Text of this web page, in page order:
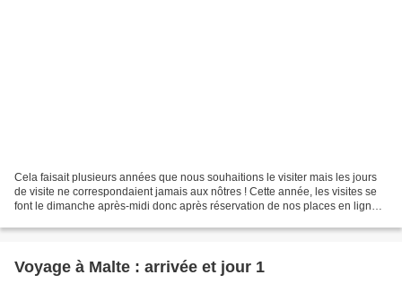
Cela faisait plusieurs années que nous souhaitions le visiter mais les jours
de visite ne correspondaient jamais aux nôtres ! Cette année, les visites se
font le dimanche après-midi donc après réservation de nos places en ligne,
Voyage à Malte : arrivée et jour 1